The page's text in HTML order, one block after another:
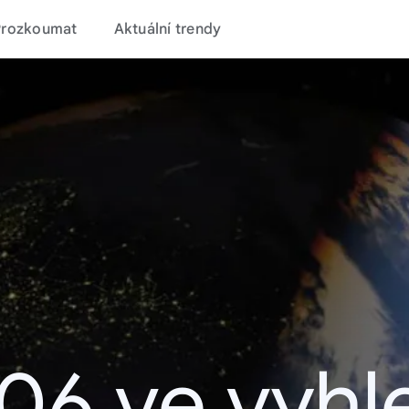
Aktuální trendy